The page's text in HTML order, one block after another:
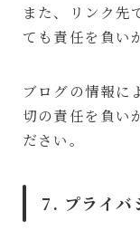
また、リンク先
ても責任を負い
ブログの情報に
切の責任を負い
ださい。
7. プライバ